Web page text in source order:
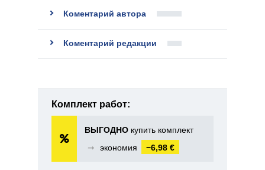
Коментарий автора
Коментарий редакции
Комплект работ:
ВЫГОДНО купить комплект
➞
экономия −6,98 €